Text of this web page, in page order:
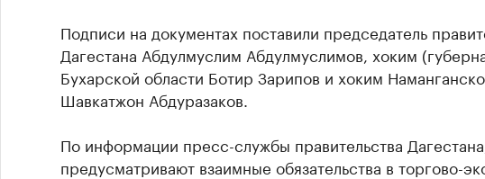
Подписи на документах поставили председатель
Дагестана Абдулмуслим Абдулмуслимов, хоким
Бухарской области Ботир Зарипов и хоким
Шавкатжон Абдуразаков.
По информации пресс-службы правительства
предусматривают взаимные обязательства в торгово-